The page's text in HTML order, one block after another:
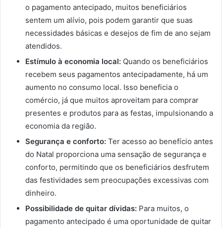
o pagamento antecipado, muitos beneficiários
sentem um alívio, pois podem garantir que suas
necessidades básicas e desejos de fim de ano sejam
atendidos.
Estímulo à economia local: Quando os beneficiários
recebem seus pagamentos antecipadamente, há um
aumento no consumo local. Isso beneficia o
comércio, já que muitos aproveitam para comprar
presentes e produtos para as festas, impulsionando a
economia da região.
Segurança e conforto: Ter acesso ao benefício antes
do Natal proporciona uma sensação de segurança e
conforto, permitindo que os beneficiários desfrutem
das festividades sem preocupações excessivas com
dinheiro.
Possibilidade de quitar dívidas: Para muitos, o
pagamento antecipado é uma oportunidade de quitar